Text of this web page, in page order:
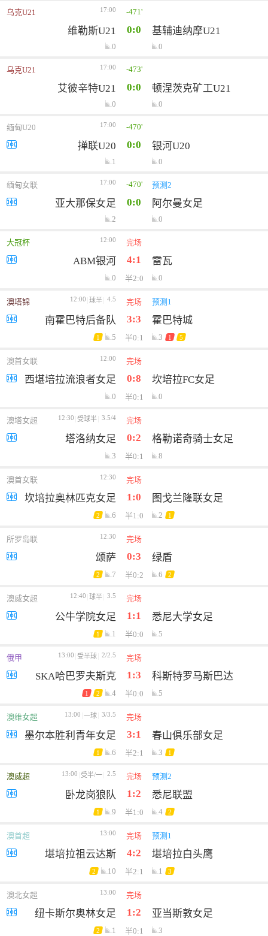
乌克U21 17:00 -471'
维勒斯U21 0:0 基辅迪纳摩U21
0 0
乌克U21 17:00 -473'
艾彼辛特U21 0:0 顿涅茨克矿工U21
0 0
缅甸U20 17:00 -470'
掸联U20 0:0 银河U20
1 0
缅甸女联 17:00 -470' 预测2
亚大那保女足 0:0 阿尔曼女足
2 0
大冠杯 12:00 完场
ABM银河 4:1 雷瓦
0 半2:0 0
澳塔锦 12:00 球半 4.5 完场 预测1
南霍巴特后备队 3:3 霍巴特城
1 5 半0:1 3 1 5
澳首女联 12:00 完场
西堪培拉流浪者女足 0:8 坎培拉FC女足
0 半0:1 0
澳塔女超 12:30 受球半 3.5/4 完场
塔洛纳女足 0:2 格勒诺奇骑士女足
3 半0:1 8
澳首女联 12:30 完场
坎培拉奥林匹克女足 1:0 图戈兰隆联女足
2 6 半1:0 2 1
所罗岛联 12:30 完场
颂萨 0:3 绿盾
2 7 半0:2 6 2
澳威女超 12:40 球半 3.5 完场
公牛学院女足 1:1 悉尼大学女足
1 1 半0:0 5
俄甲 13:00 受半球 2/2.5 完场
SKA哈巴罗夫斯克 1:3 科斯特罗马斯巴达
1 2 4 半0:0 5
澳维女超 13:00 一球 3/3.5 完场
墨尔本胜利青年女足 3:1 春山俱乐部女足
1 6 半2:1 3 1
澳威超 13:00 受半/一 2.5 完场 预测2
卧龙岗狼队 1:2 悉尼联盟
1 9 半1:0 4 2
澳首超 13:00 完场 预测1
堪培拉祖云达斯 4:2 堪培拉白头鹰
2 10 半2:1 1 3
澳北女超 13:00 完场
纽卡斯尔奥林女足 1:2 亚当斯敦女足
2 1 半0:1 3